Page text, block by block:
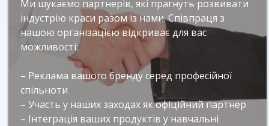
Ми шукаємо партнерів, які прагнуть розвивати
індустрію краси разом із нами. Співпраця з
нашою організацією відкриває для вас
можливості:
– Реклама вашого бренду серед професійної
спільноти
– Участь у наших заходах як офіційний партнер
– Інтеграція ваших продуктів у навчальні